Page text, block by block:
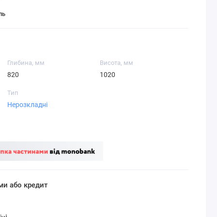
Глибина, мм
820
Висота, мм
1020
Тип
Нерозкладні
або кредит